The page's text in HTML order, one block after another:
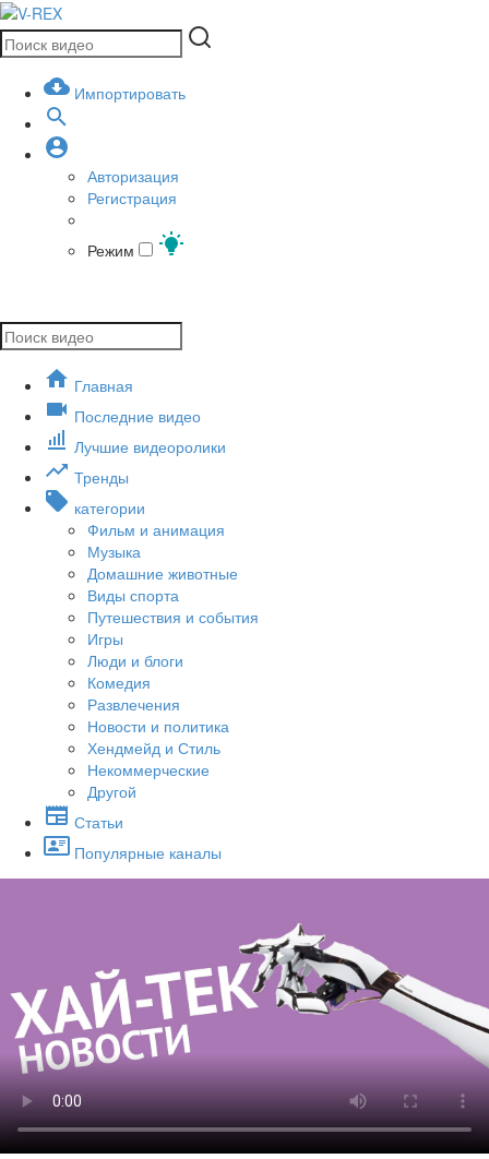
Импортировать
Авторизация
Регистрация
Режим
Главная
Последние видео
Лучшие видеоролики
Тренды
категории
Фильм и анимация
Музыка
Домашние животные
Виды спорта
Путешествия и события
Игры
Люди и блоги
Комедия
Развлечения
Новости и политика
Хендмейд и Стиль
Некоммерческие
Другой
Статьи
Популярные каналы